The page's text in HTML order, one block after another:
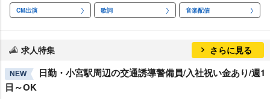
CM出演 歌詞 音楽配信
求人特集 さらに見る
NEW
日勤・小宮駅周辺の交通誘導警備員/入社祝い金あり/週1
日～OK